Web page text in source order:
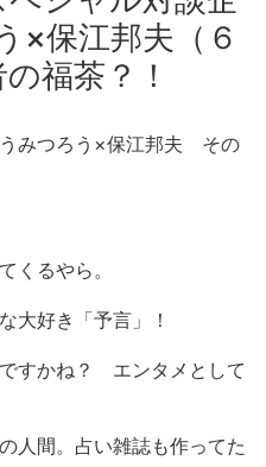
×保江邦夫（６
福茶？！
みつろう×保江邦夫 その
くるやら。
大好き「予言」！
すかね？ エンタメとして
人間。占い雑誌も作ってた